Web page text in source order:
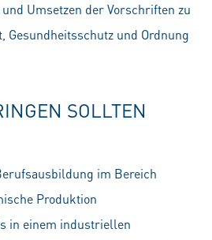
Umsetzen der Vorschriften zu
Gesundheitsschutz und Ordnung
SOLLTEN
im Bereich
Produktion
in einem industriellen